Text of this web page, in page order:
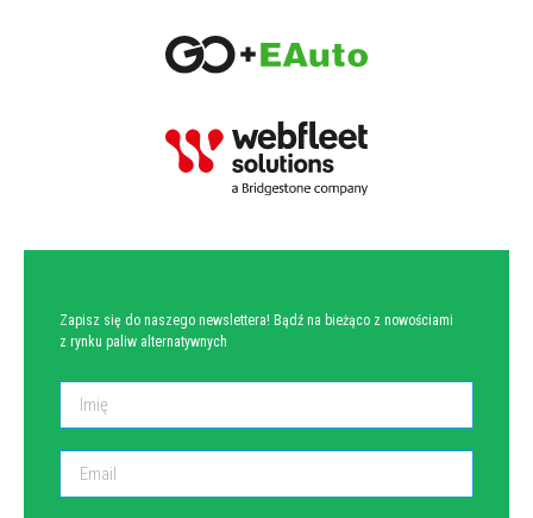
Zapisz się do naszego newslettera! Bądź na bieżąco z nowościami
z rynku paliw alternatywnych